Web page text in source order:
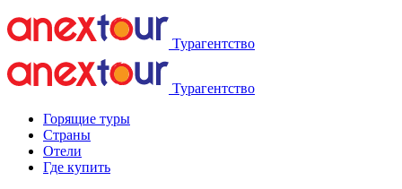
Турагентство
Турагентство
Горящие туры
Страны
Отели
Где купить